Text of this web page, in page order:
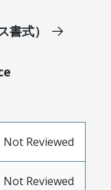
書式）
Not Reviewed
Not Reviewed